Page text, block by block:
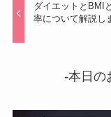
ダイエットとBMI
率について解説し
-本日の